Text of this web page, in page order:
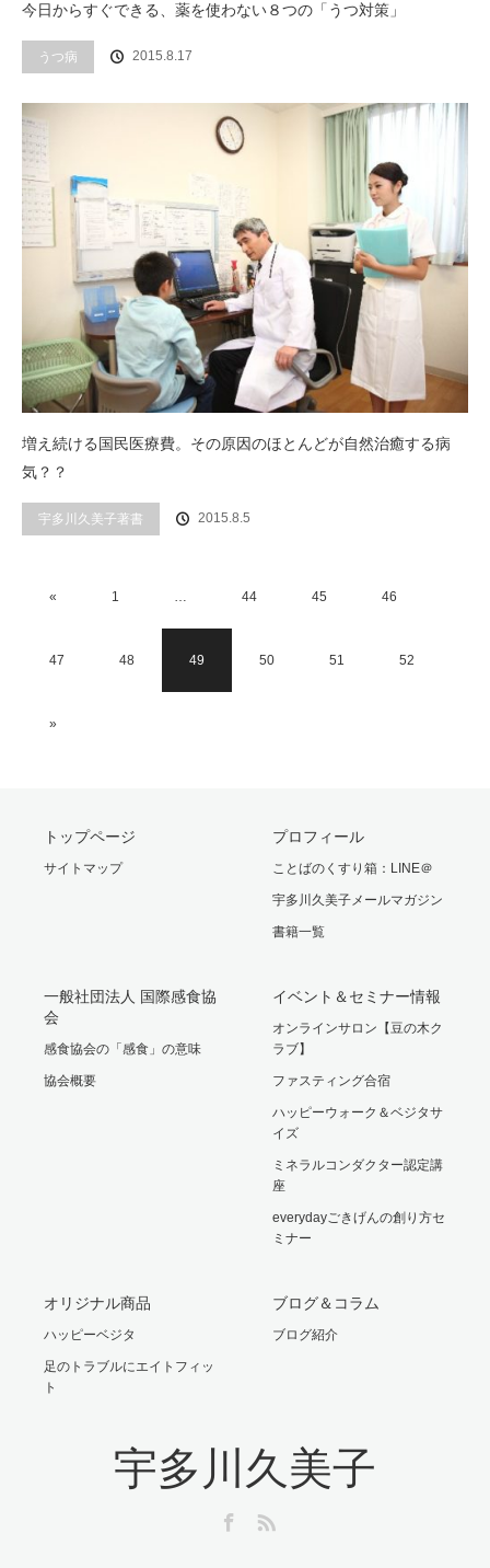
今日からすぐできる、薬を使わない８つの「うつ対策」
うつ病 2015.8.17
増え続ける国民医療費。その原因のほとんどが自然治癒する病
気？？
宇多川久美子著書 2015.8.5
« 1 … 44 45 46
47 48 49 50 51 52
»
トップページ
サイトマップ
プロフィール
ことばのくすり箱：LINE＠
宇多川久美子メールマガジン
書籍一覧
一般社団法人 国際感食協
会
感食協会の「感食」の意味
協会概要
イベント＆セミナー情報
オンラインサロン【豆の木ク
ラブ】
ファスティング合宿
ハッピーウォーク＆ベジタサ
イズ
ミネラルコンダクター認定講
座
everydayごきげんの創り方セ
ミナー
オリジナル商品
ハッピーベジタ
足のトラブルにエイトフィッ
ト
ブログ＆コラム
ブログ紹介
宇多川久美子